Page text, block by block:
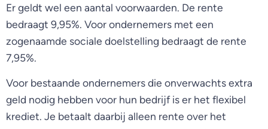
Er geldt wel een aantal voorwaarden. De rente
bedraagt 9,95%. Voor ondernemers met een
zogenaamde sociale doelstelling bedraagt de rente
7,95%.
Voor bestaande ondernemers die onverwachts extra
geld nodig hebben voor hun bedrijf is er het flexibel
krediet. Je betaalt daarbij alleen rente over het